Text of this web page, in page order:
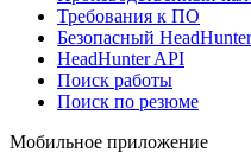
Требования к ПО
Безопасный HeadHunter
HeadHunter API
Поиск работы
Поиск по резюме
Мобильное приложение